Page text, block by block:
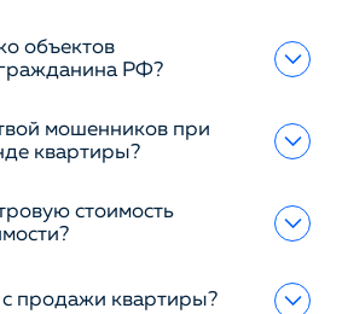
объектов
РФ?
мошенников при
квартиры?
стоимость
с продажи квартиры?